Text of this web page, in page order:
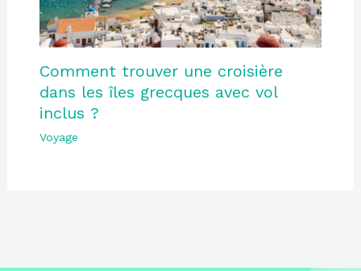
Comment trouver une croisière
dans les îles grecques avec vol
inclus ?
Voyage